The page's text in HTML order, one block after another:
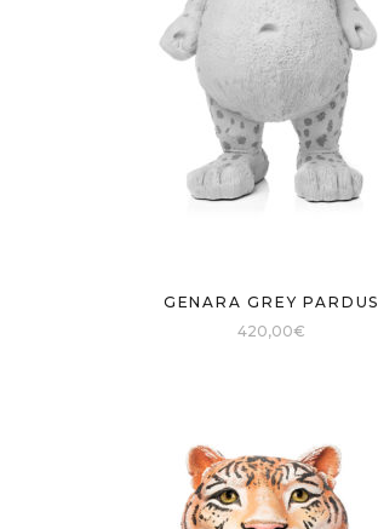
GENARA GREY PARDUS
420,00€